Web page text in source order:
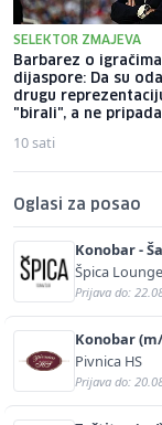
SELEKTOR ZMAJEVA
Barbarez o
dijaspore: Da su
drugu
"birali", a ne
10 sati
Oglasi za posao
Konobar -
Špica Lounge
Prijava do:
Konobar
Pivnica HS
Prijava do: